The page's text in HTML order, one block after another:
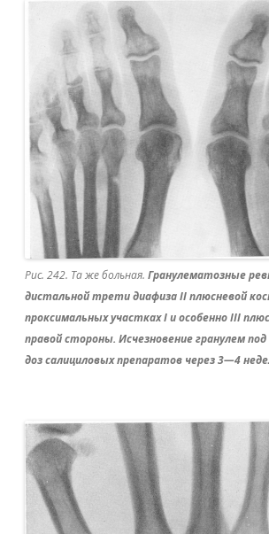
Рис. 242. Та же больная. Гранулематозные
дистальной трети диафиза II плюсневой
проксимальных участках I и особенно III
правой стороны. Исчезновение гранулем
доз салициловых препаратов через 3—4